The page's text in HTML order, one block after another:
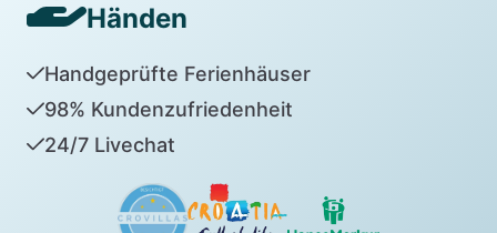
Händen
Handgeprüfte Ferienhäuser
98% Kundenzufriedenheit
24/7 Livechat